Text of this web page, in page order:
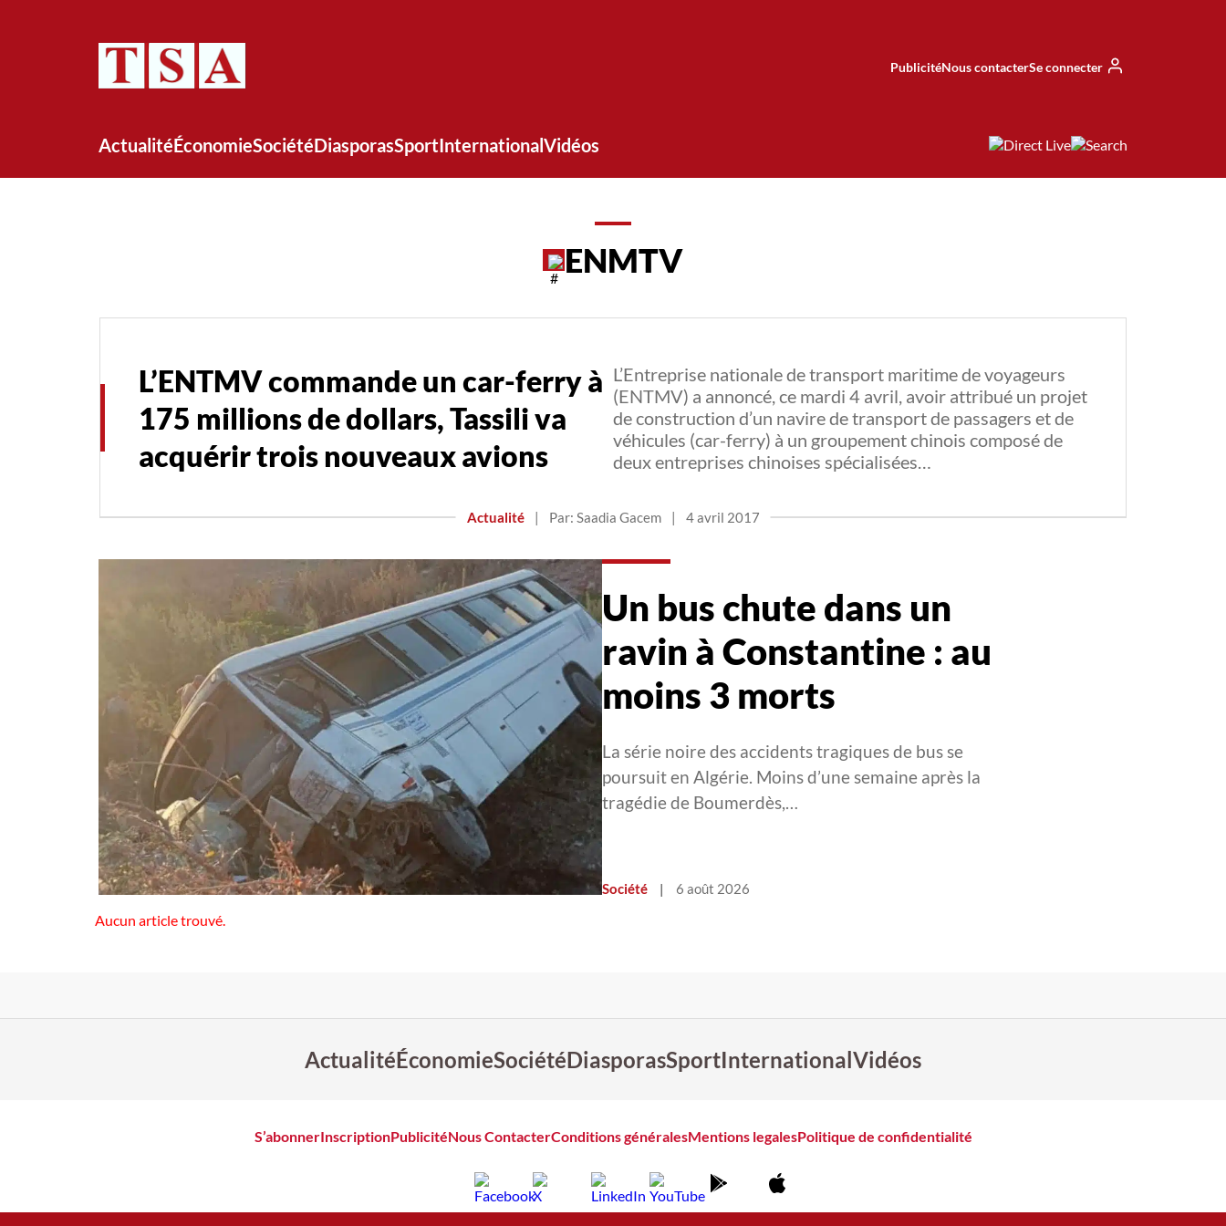
PublicitéNous contacterSe connecter
ActualitéÉconomieSociétéDiasporasSportInternationalVidéos
ENMTV
L’ENTMV commande un car-ferry à
175 millions de dollars, Tassili va
acquérir trois nouveaux avions
L’Entreprise nationale de transport maritime de voyageurs
(ENTMV) a annoncé, ce mardi 4 avril, avoir attribué un projet
de construction d’un navire de transport de passagers et de
véhicules (car-ferry) à un groupement chinois composé de
deux entreprises chinoises spécialisées…
Actualité | Par: Saadia Gacem | 4 avril 2017
Un bus chute dans un
ravin à Constantine : au
moins 3 morts
La série noire des accidents tragiques de bus se
poursuit en Algérie. Moins d’une semaine après la
tragédie de Boumerdès,…
Société | 6 août 2026
Aucun article trouvé.
ActualitéÉconomieSociétéDiasporasSportInternationalVidéos
S’abonnerInscriptionPublicitéNous ContacterConditions généralesMentions legalesPolitique de confidentialité